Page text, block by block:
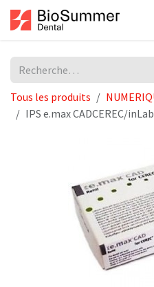
Se rendre au contenu
Tous les produits
IPS e.max CADCEREC/